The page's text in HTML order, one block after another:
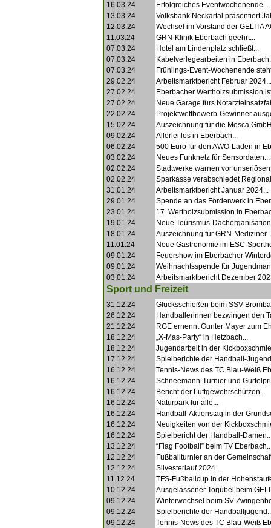
16.03.24
Erfolgreiches Eventwochenende...
13.03.24
Volksbank Neckartal präsentiert
12.03.24
Wechsel im Vorstand der GELITA
11.03.24
GRN-Klinik Eberbach geehrt...
07.03.24
Hotel am Lindenplatz schließt...
07.03.24
Kabelverlegearbeiten in
07.03.24
Frühlings-Event-Wochenende
29.02.24
Arbeitsmarktbericht Februar 2024...
27.02.24
Eberbacher Wertholzsubmission
27.02.24
Neue Garage fürs
22.02.24
Projektwettbewerb-Gewinner
15.02.24
Auszeichnung für die Mosca
09.02.24
Allerlei los in Eberbach...
06.02.24
500 Euro für den AWO-Laden in
03.02.24
Neues Funknetz für Sensordaten...
02.02.24
Stadtwerke warnen vor
02.02.24
Sparkasse verabschiedet
31.01.24
Arbeitsmarktbericht Januar 2024...
29.01.24
Spende an das Förderwerk in
23.01.24
17. Wertholzsubmission in
19.01.24
Neue Tourismus-
18.01.24
Auszeichnung für GRN-Mediziner...
11.01.24
Neue Gastronomie im ESC-
09.01.24
Feuershow im Eberbacher
09.01.24
Weihnachtsspende für
03.01.24
Arbeitsmarktbericht Dezember
Sport und Freizeit
31.12.24
Glücksschießen beim SSV
26.12.24
Handballerinnen bezwingen den
21.12.24
RGE ernennt Gunter Mayer zum
18.12.24
„X-Mas-Party“ in Hetzbach...
18.12.24
Jugendarbeit in der
17.12.24
Spielberichte der Handball-
16.12.24
Tennis-News des TC Blau-Weiß
16.12.24
Schneemann-Turnier und
16.12.24
Bericht der Luftgewehrschützen...
16.12.24
Naturpark für alle...
16.12.24
Handball-Aktionstag in der
16.12.24
Neuigkeiten von der
16.12.24
Spielbericht der Handball-
13.12.24
“Flag Football” beim TV
12.12.24
Fußballturnier an der
12.12.24
Silvesterlauf 2024...
11.12.24
TFS-Fußballcup in der
10.12.24
Ausgelassener Torjubel beim
09.12.24
Winterwechsel beim SV
09.12.24
Spielberichte der
09.12.24
Tennis-News des TC Blau-Weiß